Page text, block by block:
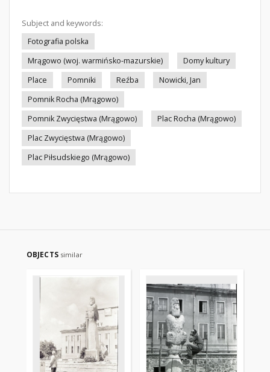
Subject and keywords:
Fotografia polska
Mrągowo (woj. warmińsko-mazurskie)
Domy kultury
Place
Pomniki Reźba
Nowicki, Jan
Pomnik Rocha (Mrągowo)
Pomnik Zwycięstwa (Mrągowo)
Plac Rocha (Mrągowo)
Plac Zwycięstwa (Mrągowo)
Plac Piłsudskiego (Mrągowo)
OBJECTS similar